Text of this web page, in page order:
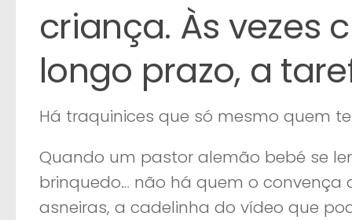
criança. Às vezes
longo prazo, a
Há traquinices que só mesmo quem
Quando um pastor alemão bebé se
brinquedo… não há quem o convença
asneiras, a cadelinha do vídeo que